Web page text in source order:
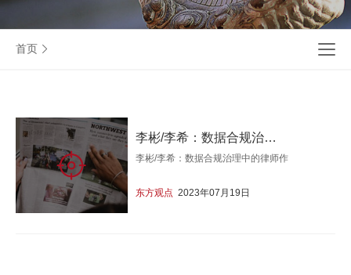
首页 
李彬/李希：数据合规治理中的律师作用
李彬/李希：数据合规治理中的律师作
东方观点 2023年07月19日